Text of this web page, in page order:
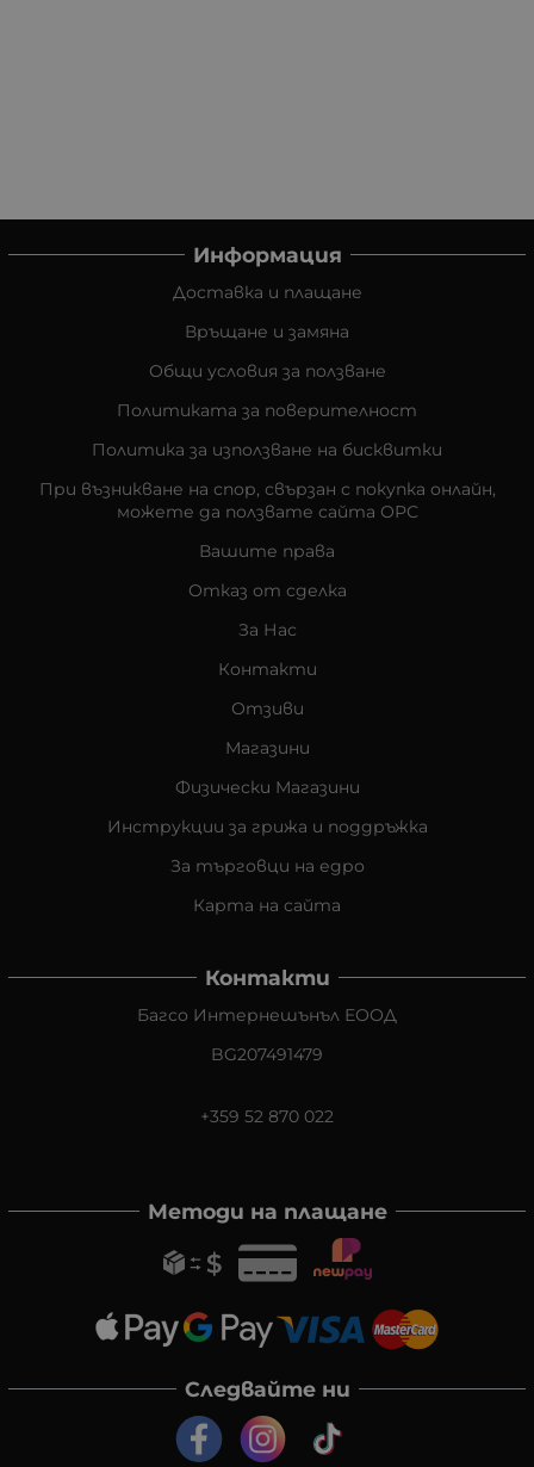
Информация
Доставка и плащане
Връщане и замяна
Общи условия за ползване
Политиката за поверителност
Политика за използване на бисквитки
При възникване на спор, свързан с покупка онлайн,
можете да ползвате сайта ОРС
Вашите права
Отказ от сделка
За Нас
Контакти
Отзиви
Магазини
Физически Магазини
Инструкции за грижа и поддръжка
За търговци на едро
Карта на сайта
Контакти
Багсо Интернешънъл ЕООД
BG207491479
+359 52 870 022
Методи на плащане
Следвайте ни